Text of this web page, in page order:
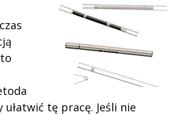
ułatwić tę pracę. Jeśli nie